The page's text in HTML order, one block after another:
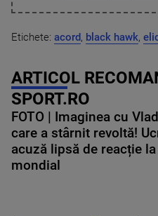
Etichete: acord, black hawk,
ARTICOL
SPORT.RO
FOTO | Imaginea cu
care a stârnit revoltă!
acuză lipsă de reacție la
mondial